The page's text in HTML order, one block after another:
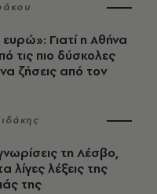
Γιατί η Αθήνα
τις πιο δύσκολες
να ζήσεις από τον
τη Λέσβο,
λίγες λέξεις της
της